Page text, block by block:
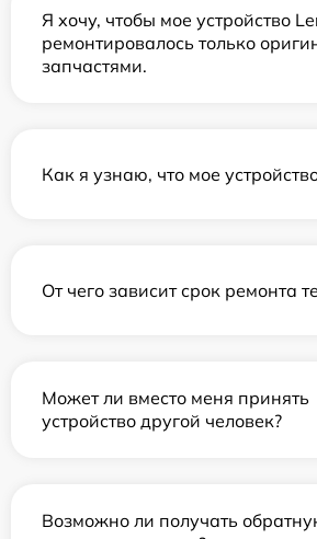
Я хочу, чтобы мое устройство
ремонтировалось только
запчастями.
Как я узнаю, что мое
От чего зависит срок ремонта
Может ли вместо меня принять
устройство другой человек?
Возможно ли получать